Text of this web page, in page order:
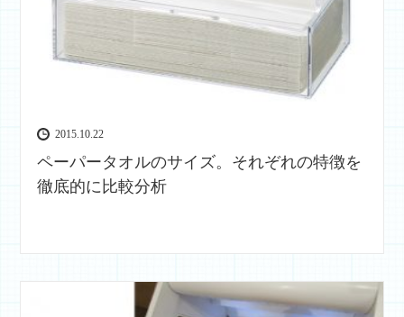
2015.10.22
ペーパータオルのサイズ。それぞれの特徴を
徹底的に比較分析